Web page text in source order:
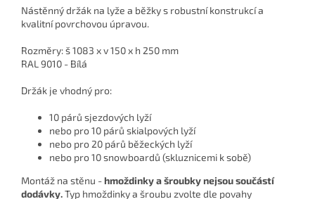
Nástěnný držák na lyže a běžky s robustní konstrukcí a
kvalitní povrchovou úpravou.
Rozměry: š 1083 x v 150 x h 250 mm
RAL 9010 - Bílá
Držák je vhodný pro:
10 párů sjezdových lyží
nebo pro 10 párů skialpových lyží
nebo pro 20 párů běžeckých lyží
nebo pro 10 snowboardů (skluznicemi k sobě)
Montáž na stěnu -hmoždinky a šroubky nejsou součástí
dodávky.Typ hmoždinky a šroubu zvolte dle povahy